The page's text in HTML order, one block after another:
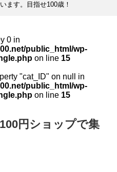
ます。目指せ100歳！
0 in
public_html/wp-
on line 15
"cat_ID" on null in
public_html/wp-
on line 15
円ショップで集